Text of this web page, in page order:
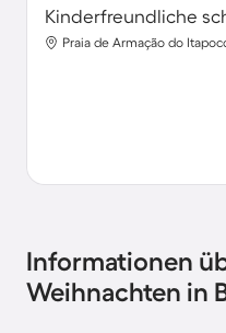
Praia de Armação do
Informationen
Weihnachten in